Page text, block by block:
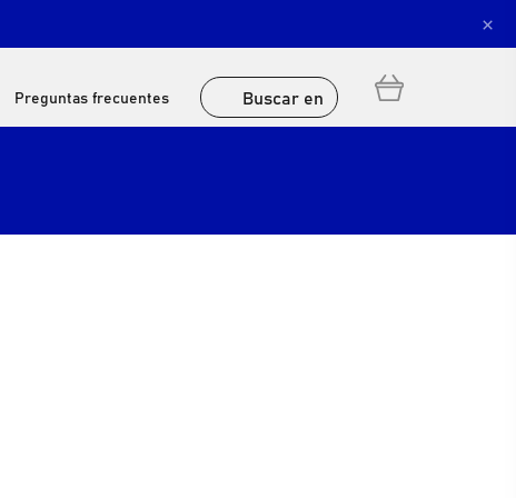
×
Preguntas frecuentes Buscar en